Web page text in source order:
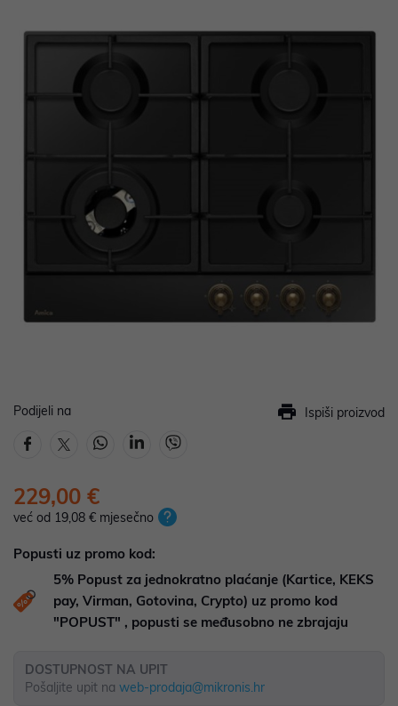
Podijeli na Ispiši proizvod
229,00 €
već od 19,08 € mjesečno
Popusti uz promo kod:
5% Popust za jednokratno plaćanje (Kartice, KEKS
pay, Virman, Gotovina, Crypto) uz promo kod
"POPUST" , popusti se međusobno ne zbrajaju
DOSTUPNOST NA UPIT
Pošaljite upit na web-prodaja@mikronis.hr